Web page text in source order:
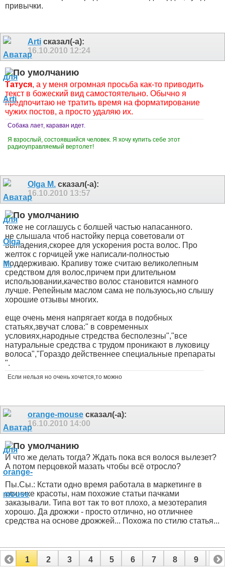
привычки.
Arti сказал(-а):
16.10.2010 12:24
Татуся, а у меня огромная просьба как-то приводить
текст в божеский вид самостоятельно. Обычно я
предпочитаю не тратить время на форматирование
чужих постов, а просто удаляю их.
Собака лает, караван идет.
Я взрослый, состоявшийся человек. Я хочу купить себе этот
радиоуправляемый вертолет!
Olga M. сказал(-а):
16.10.2010 13:57
тоже не соглашусь с болшей частью напасанного.
не слышала чтоб настойку перца советовали от
выпадения,скорее для ускорения роста волос. Про
желток с горчицей уже написали-полностью
поддерживаю. Крапиву тоже считаю великолепным
средством для волос,причем при длительном
использовании,качество волос становится намного
лучше. Репейным маслом сама не пользуюсь,но слышу
хорошие отзывы многих.
еще очень меня напрягает когда в подобных
статьях,звучат слова:" в современных
условиях,народные стредства бесполезны","все
натуральные средства с трудом проникают в луковицу
волоса","Гораздо действеннее специальные препараты
".
Если нельзя но очень хочется,то можно
orange-mouse сказал(-а):
16.10.2010 14:00
И что же делать тогда? Ждать пока вся волося вылезет?
А потом перцовкой мазать чтобы всё отросло?
Пы.Сы.: Кстати одно время работала в маркетинге в
клинике красоты, нам похожие статьи пачками
заказывали. Типа вот так то вот плохо, а мезотерапия
хорошо. Да дрожжи - просто отлично, но отличнее
средства на основе дрожжей... Похожа по стилю статья...
1 2 3 4 5 6 7 8 9 10